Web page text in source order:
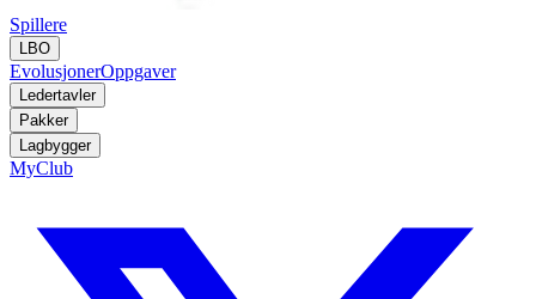
Spillere
LBO
EvolusjonerOppgaver
Ledertavler
Pakker
Lagbygger
MyClub